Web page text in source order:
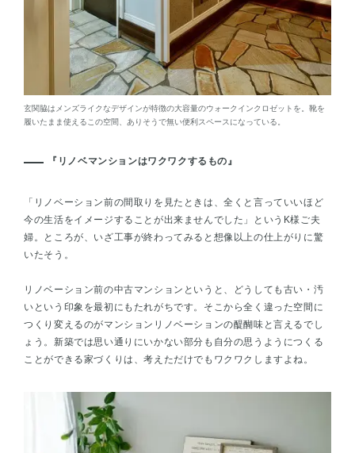
玄関脇はメンズライクなデザインが特徴の大容量のウォークインクロゼットを。靴を
履いたまま使えるこの空間、ありそうで無い便利スペースになっている。
『リノベマンションはワクワクするもの』
「リノベーション前の間取りを見たときは、全くと言っていいほど
今の生活をイメージすることが出来ませんでした」というK様ご夫
婦。ところが、いざ工事が終わってみると想像以上の仕上がりに驚
いたそう。
リノベーション前の中古マンションというと、どうしても古い・汚
いという印象を最初にもたれがちです。そこから全く違った空間に
つくり変えるのがマンションリノベーションの醍醐味と言えるでし
ょう。新築では思い通りにいかない部分も自分の思うようにつくる
ことができる家づくりは、考えただけでもワクワクしますよね。